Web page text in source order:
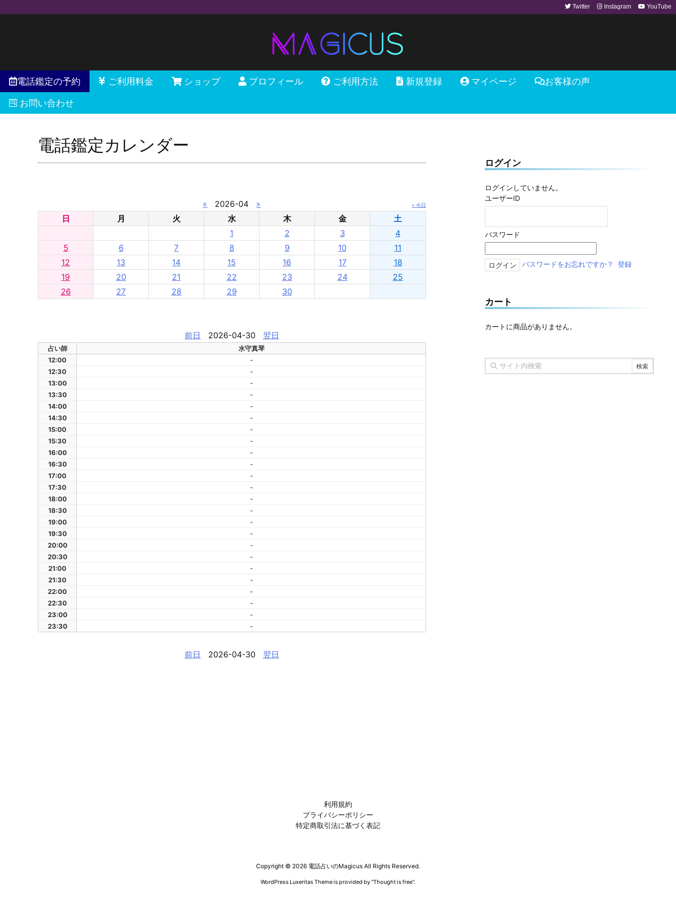
電話鑑定の予約 ご利用料金 ショップ プロフィール ご利用方法 新規登録 マイページ お客様の声
お問い合わせ
Twitter Instagram YouTube
電話鑑定カレンダー
« 2026-04 » » 今日
日 月 火 水 木 金
土
1
2 3
4
5
6 7 8 9 10
11
12
13 14 15 16 17
18
19
20 21 22 23 24
25
26
27 28 29 30
前日 2026-04-30 翌日
占い師
水守真琴
12:00
-
12:30
-
13:00
-
13:30
-
14:00
-
14:30
-
15:00
-
15:30
-
16:00
-
16:30
-
17:00
-
17:30
-
18:00
-
18:30
-
19:00
-
19:30
-
20:00
-
20:30
-
21:00
-
21:30
-
22:00
-
22:30
-
23:00
-
23:30
-
前日 2026-04-30 翌日
ログイン
ログインしていません。
ユーザーID
パスワード
パスワードをお忘れですか？ 登録
カート
カートに商品がありません。
利用規約
プライバシーポリシー
特定商取引法に基づく表記
Copyright © 2026 電話占いのMagicus All Rights Reserved.
WordPress Luxeritas Theme is provided by "Thought is free".